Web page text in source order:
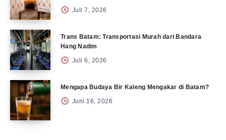
Juli 7, 2026
Trans Batam: Transportasi Murah dari Bandara
Hang Nadim
Juli 6, 2026
Mengapa Budaya Bir Kaleng Mengakar di Batam?
Juni 16, 2026